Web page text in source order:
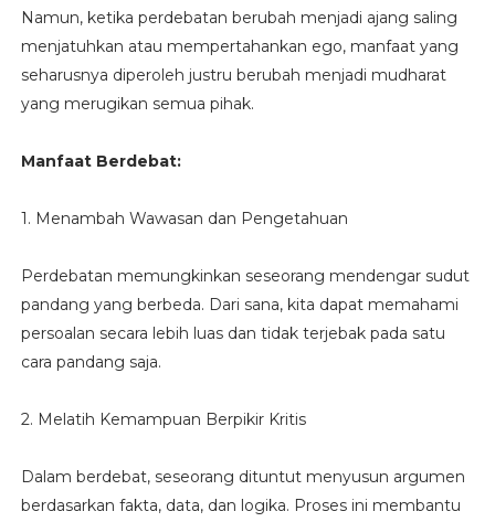
Namun, ketika perdebatan berubah menjadi ajang saling
menjatuhkan atau mempertahankan ego, manfaat yang
seharusnya diperoleh justru berubah menjadi mudharat
yang merugikan semua pihak.
Manfaat Berdebat:
1. Menambah Wawasan dan Pengetahuan
Perdebatan memungkinkan seseorang mendengar sudut
pandang yang berbeda. Dari sana, kita dapat memahami
persoalan secara lebih luas dan tidak terjebak pada satu
cara pandang saja.
2. Melatih Kemampuan Berpikir Kritis
Dalam berdebat, seseorang dituntut menyusun argumen
berdasarkan fakta, data, dan logika. Proses ini membantu